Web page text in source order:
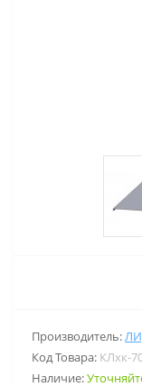
Производитель:
Код Товара: КЛхк-
Наличие: